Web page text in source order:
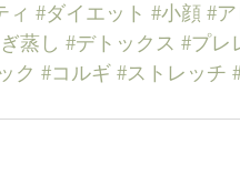
ィ #ダイエット #小顔 #
蒸し #デトックス #プレ
ク #コルギ #ストレッチ